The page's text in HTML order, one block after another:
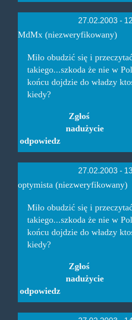
27.02.2003 -
MdMx (niezweryfikowany)
Miło obudzić się i
takiego...szkoda że nie w
końcu dojdzie do władzy
kiedy?
odpowiedz
Zgłoś
nadużycie
27.02.2003 -
optymista (niezweryfikowany)
Miło obudzić się i
takiego...szkoda że nie w
końcu dojdzie do władzy
kiedy?
odpowiedz
Zgłoś
nadużycie